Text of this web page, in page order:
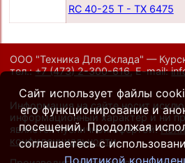
RC 40-25 T - TX 6475
ООО "Техника Для Склада" —
тел.:+7 (473) 2-300-616,E-mail:
Информация на сайте носит
информационный характер и ни
является публичной офертой.
конфиденциальности.
Сайт использует файлы
его функционирование и
посещений. Продолжая
соглашаетесь с
Политикой